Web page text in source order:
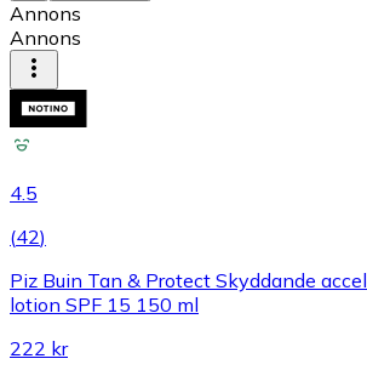
Annons
Annons
4.5
(42)
Piz Buin Tan & Protect Skyddande
lotion SPF 15 150 ml
222 kr